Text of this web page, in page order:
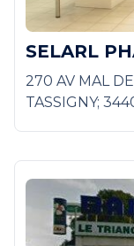
SELARL
270 AV MAL
TASSIGNY;